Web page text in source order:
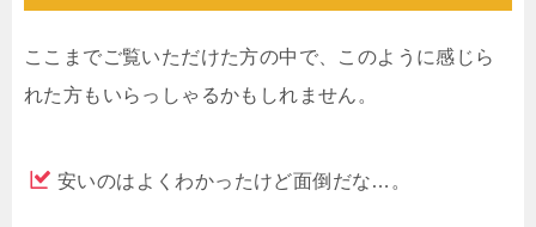
ここまでご覧いただけた方の中で、このように感じら
れた方もいらっしゃるかもしれません。
安いのはよくわかったけど面倒だな…。